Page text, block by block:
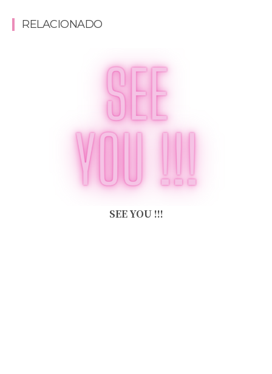
RELACIONADO
SEE YOU !!!